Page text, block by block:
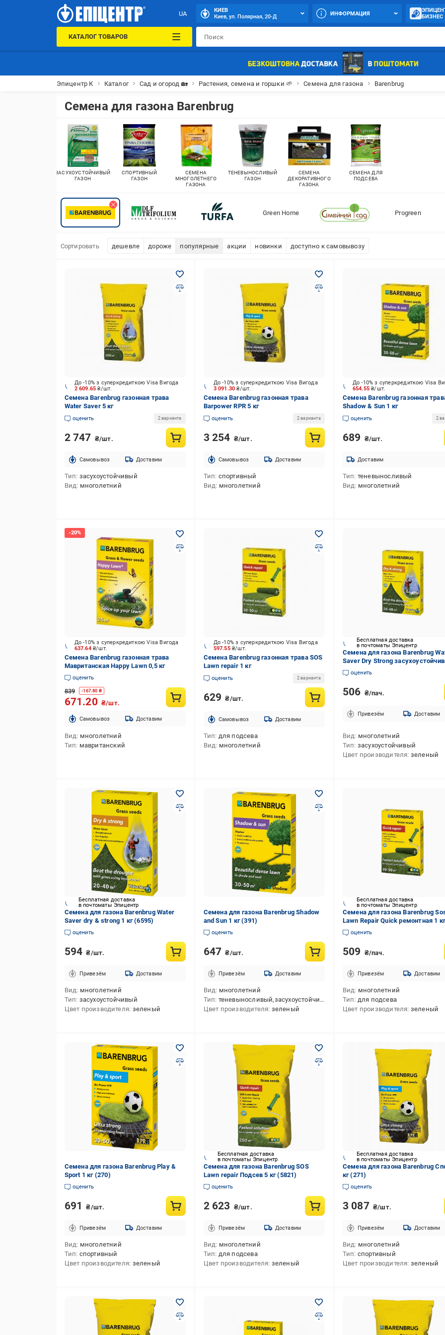
UA
КИЕВ
Киев, ул. Полярная, 20-Д
ИНФОРМАЦИЯ
БИЗНЕС
КАТАЛОГ ТОВАРОВ
Эпицентр К Каталог Сад и огород 🏡 Растения, семена и горшки 🌱 Семена для газона Barenbrug
Семена для газона Barenbrug
ЗАСУХОУСТОЙЧИВЫЙ
ГАЗОН
СПОРТИВНЫЙ
ГАЗОН
СЕМЕНА
МНОГОЛЕТНЕГО
ГАЗОНА
ТЕНЕВЫНОСЛИВЫЙ
ГАЗОН
СЕМЕНА
ДЕКОРАТИВНОГО
ГАЗОНА
СЕМЕНА ДЛЯ
ПОДСЕВА
Green Home Progreen
Сортировать дешевле дороже популярные акции новинки доступно к самовывозу
2 609.65₴/шт.
До -10% з суперкредиткою Visa Вигода
Семена Barenbrug газонная трава
Water Saver 5 кг
оценить 2 варианта
2 747 ₴/шт.
Cамовывоз Доставим
Тип засухоустойчивый
Вид многолетний
3 091.30₴/шт.
До -10% з суперкредиткою Visa Вигода
Семена Barenbrug газонная трава
Barpower RPR 5 кг
оценить 2 варианта
3 254 ₴/шт.
Cамовывоз Доставим
Тип спортивный
Вид многолетний
654.55₴/шт.
До -10% з суперкредиткою Visa
Семена Barenbrug газонная
Shadow & Sun 1 кг
оценить 2
689 ₴/шт.
Доставим
Тип теневыносливый
Вид многолетний
637.64 ₴/шт.
До -10% з суперкредиткою Visa Вигода
Семена Barenbrug газонная трава
Мавританская Happy Lawn 0,5 кг
оценить
839 -167.80 ₴
671.20 ₴/шт.
Cамовывоз Доставим
Вид многолетний
Тип мавританский
597.55₴/шт.
До -10% з суперкредиткою Visa Вигода
Семена Barenbrug газонная трава SOS
Lawn repair 1 кг
оценить 2 варианта
629 ₴/шт.
Cамовывоз Доставим
Тип для подсева
Вид многолетний
Бесплатная доставка
в почтоматы Эпицентр
Семена для газона Barenbrug
Saver Dry Strong
кг (49105)
оценить
506 ₴/пач.
Привезём Доставим
Вид многолетний
Тип засухоустойчивый
Цвет производителя зеленый
Бесплатная доставка
в почтоматы Эпицентр
Семена для газона Barenbrug Water
Saver dry & strong 1 кг (6595)
оценить
594 ₴/шт.
Привезём Доставим
Вид многолетний
Тип засухоустойчивый
Цвет производителя зеленый
Семена для газона Barenbrug Shadow
and Sun 1 кг (391)
оценить
647 ₴/шт.
Привезём Доставим
Вид многолетний
Тип теневыносливый,засухоустойчивый
Цвет производителя зеленый
Бесплатная доставка
в почтоматы Эпицентр
Семена для газона Barenbrug
Lawn Repair Quick ремонтная 1
(49104)
оценить
509 ₴/пач.
Привезём Доставим
Вид многолетний
Тип для подсева
Цвет производителя зеленый
Семена для газона Barenbrug Play &
Sport 1 кг (270)
оценить
691 ₴/шт.
Привезём Доставим
Вид многолетний
Тип спортивный
Цвет производителя зеленый
Бесплатная доставка
в почтоматы Эпицентр
Семена для газона Barenbrug SOS
Lawn repair Подсев 5 кг (5821)
оценить
2 623 ₴/шт.
Привезём Доставим
Вид многолетний
Тип для подсева
Цвет производителя зеленый
Бесплатная доставка
в почтоматы Эпицентр
Семена для газона Barenbrug
кг (271)
оценить
3 087 ₴/шт.
Привезём Доставим
Вид многолетний
Тип спортивный
Цвет производителя зеленый